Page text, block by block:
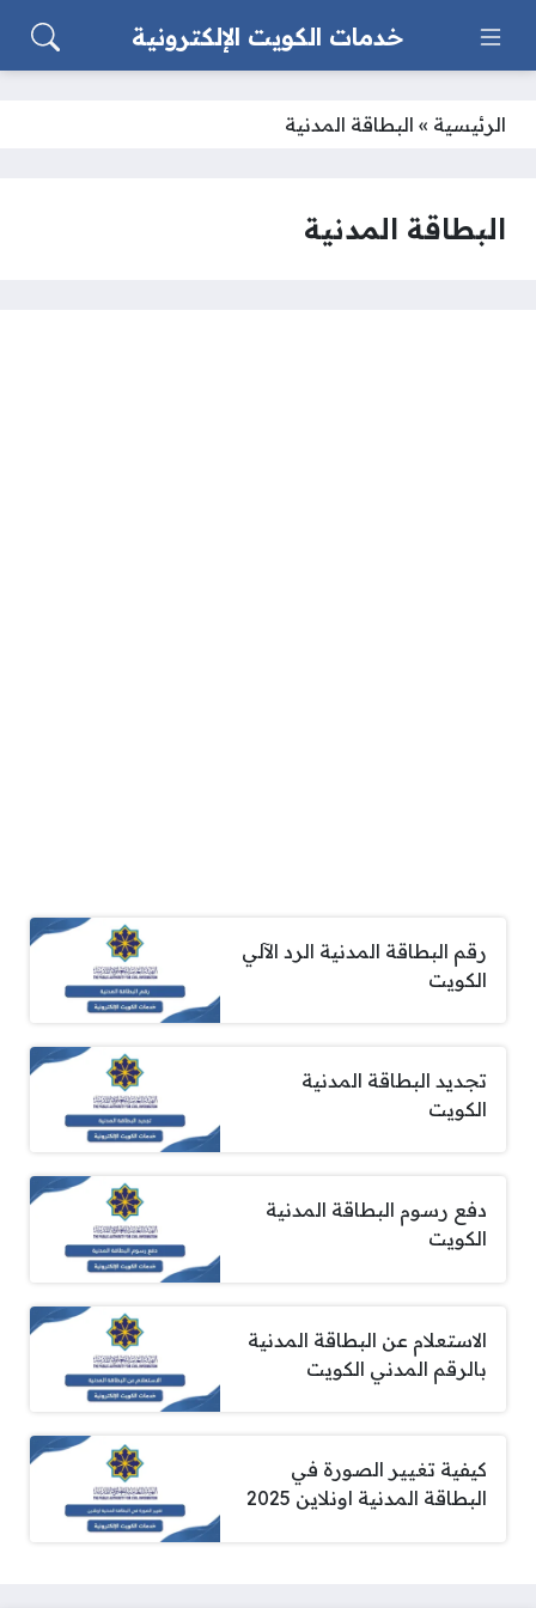
خدمات الكويت الإلكترونية
الرئيسية » البطاقة المدنية
البطاقة المدنية
رقم البطاقة المدنية الرد الآلي
الكويت
تجديد البطاقة المدنية
الكويت
دفع رسوم البطاقة المدنية
الكويت
الاستعلام عن البطاقة المدنية
بالرقم المدني الكويت
كيفية تغيير الصورة في
البطاقة المدنية اونلاين 2025